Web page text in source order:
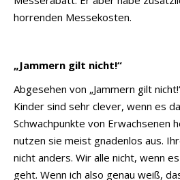
horrenden Messekosten.
„Jammern gilt nicht!“
Abgesehen von „Jammern gilt
Kinder sind sehr clever, wenn es
Schwachpunkte von Erwachsenen
nutzen sie meist gnadenlos aus.
nicht anders. Wir alle nicht, wenn
geht. Wenn ich also genau weiß,